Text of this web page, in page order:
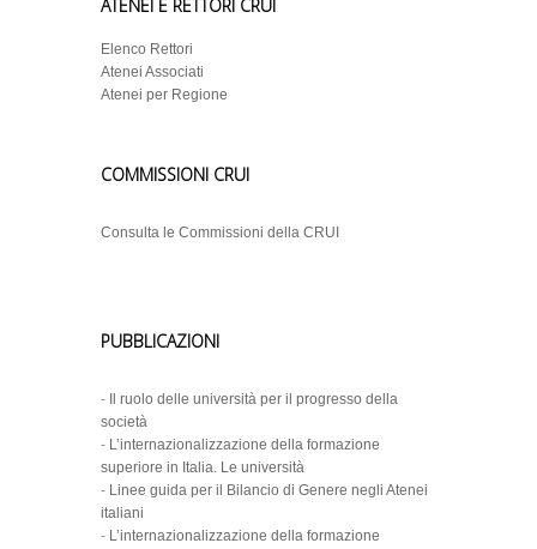
ATENEI E RETTORI CRUI
Elenco Rettori
Atenei Associati
Atenei per Regione
COMMISSIONI CRUI
Consulta le Commissioni della CRUI
PUBBLICAZIONI
-
Il ruolo delle università per il progresso della
società
- L’internazionalizzazione della formazione
superiore in Italia. Le università
- Linee guida per il Bilancio di Genere negli Atenei
italiani
- L’internazionalizzazione della formazione